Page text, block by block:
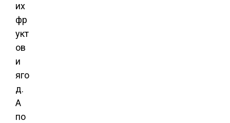
их
фр
укт
ов
и
яго
д.
А
по